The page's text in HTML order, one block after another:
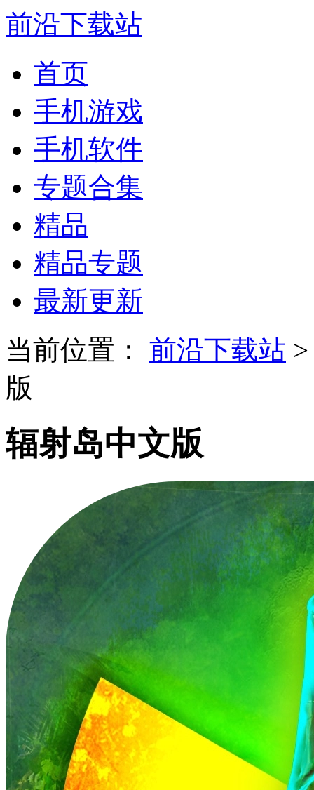
前沿下载站
首页
手机游戏
手机软件
专题合集
精品
精品专题
最新更新
当前位置：
前沿下载站
版
辐射岛中文版